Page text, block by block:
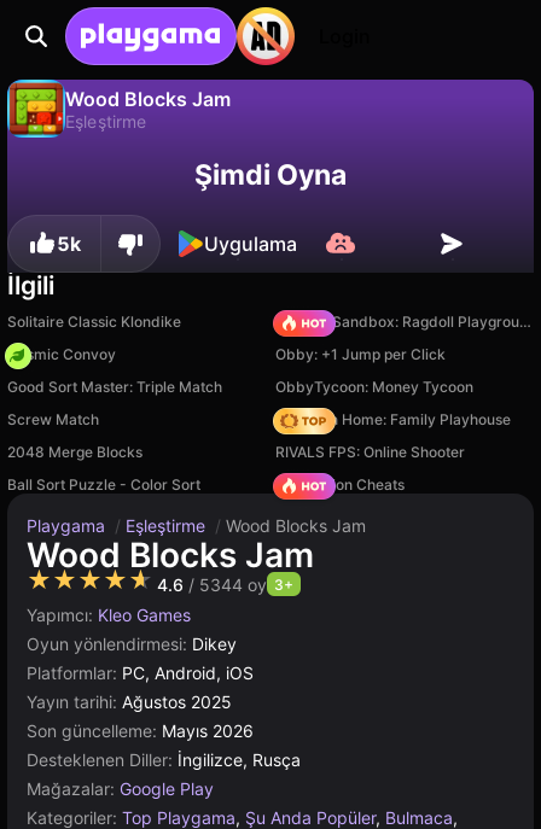
Wood Blocks Jam
Eşleştirme
İlerlemeyi kaydet! Hayır
Şimdi Oyna
5k Uygulama
İlgili
Solitaire Classic Klondike
Sprunki Sandbox: Ragdoll Playground Mode
Cosmic Convoy
Obby: +1 Jump per Click
Good Sort Master: Triple Match
ObbyTycoon: Money Tycoon
Screw Match
My Town Home: Family Playhouse
2048 Merge Blocks
RIVALS FPS: Online Shooter
Ball Sort Puzzle - Color Sort
PVZ Fusion Cheats
Playgama / Eşleştirme / Wood Blocks Jam
Wood Blocks Jam
★★★★★ 4.6 / 5344 oy 3+
Yapımcı: Kleo Games
Oyun yönlendirmesi: Dikey
Platformlar: PC, Android, iOS
Yayın tarihi: Ağustos 2025
Son güncelleme: Mayıs 2026
Desteklenen Diller: İngilizce, Rusça
Mağazalar: Google Play
Kategoriler: Top Playgama, Şu Anda Popüler, Bulmaca,